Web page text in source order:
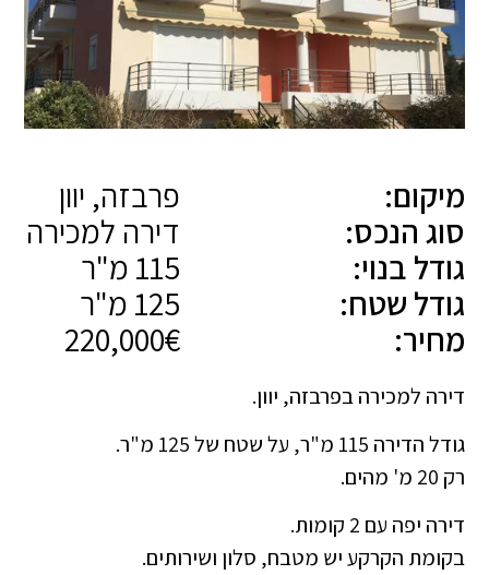
מיקום:
פרבזה, יוון
סוג הנכס:
דירה למכירה
גודל בנוי:
גודל שטח:
מחיר:
220,000€
דירה למכירה בפרבזה, יוון.
גודל הדירה 115 מ"ר, על שטח של 125 מ"ר.
רק 20 מ' מהים.
דירה יפה עם 2 קומות.
בקומת הקרקע יש מטבח, סלון ושירותים.